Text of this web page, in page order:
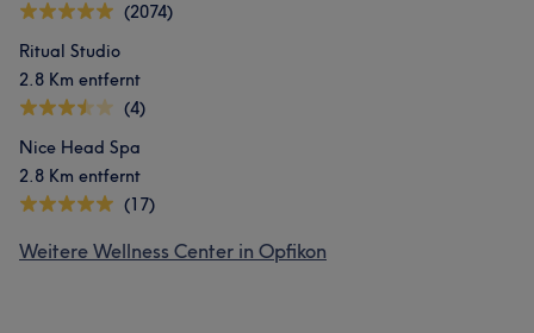
(2074)
Ritual Studio
2.8 Km entfernt
(4)
Nice Head Spa
2.8 Km entfernt
(17)
Weitere Wellness Center in Opfikon